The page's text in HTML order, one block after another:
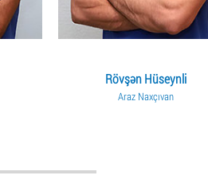
Rövşən Hüseynli
Araz Naxçıvan